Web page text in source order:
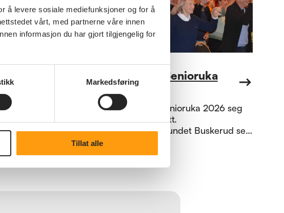
å levere sosiale mediefunksjoner og for å
vårt, med partnerne våre innen
informasjon du har gjort tilgjengelig for
Markedsføring
Tillat alle
Bussruter Senioruka
2026
Nå nærmer Senioruka 2026 seg
med stormskritt.
Pensjonistforbundet Buskerud ser